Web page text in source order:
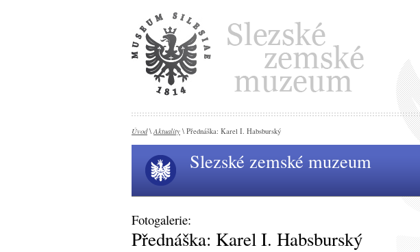
Úvod\Aktuality \ Přednáška: Karel I. Habsburský
Slezské zemské muzeum
Fotogalerie:
Přednáška: Karel I. Habsburský